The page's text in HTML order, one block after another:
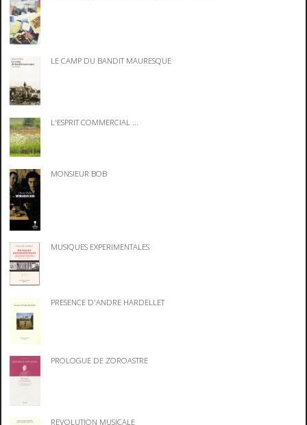
LE CAMP DU BANDIT MAURESQUE
L'ESPRIT COMMERCIAL ...
MONSIEUR BOB
MUSIQUES EXPERIMENTALES
PRESENCE D'ANDRE HARDELLET
PROLOGUE DE ZOROASTRE
REVOLUTION MUSICALE